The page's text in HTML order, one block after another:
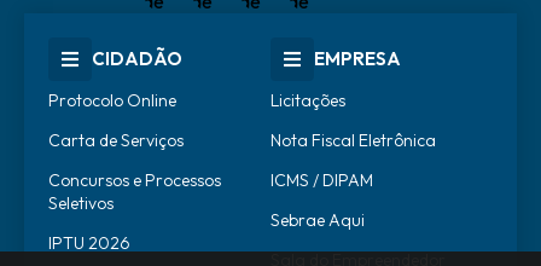
CIDADÃO
Protocolo Online
Carta de Serviços
Concursos e Processos
Seletivos
IPTU 2026
EMPRESA
Licitações
Nota Fiscal Eletrônica
ICMS / DIPAM
Sebrae Aqui